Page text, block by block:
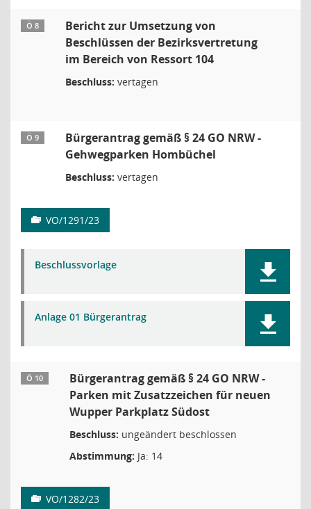
Ö 8
Bericht zur Umsetzung von
Beschlüssen der Bezirksvertretung
im Bereich von Ressort 104
Beschluss: vertagen
Ö 9
Bürgerantrag gemäß § 24 GO NRW -
Gehwegparken Hombüchel
Beschluss: vertagen
VO/1291/23
Beschlussvorlage
Anlage 01 Bürgerantrag
Ö 10
Bürgerantrag gemäß § 24 GO NRW -
Parken mit Zusatzzeichen für neuen
Wupper Parkplatz Südost
Beschluss: ungeändert beschlossen
Abstimmung: Ja: 14
VO/1282/23